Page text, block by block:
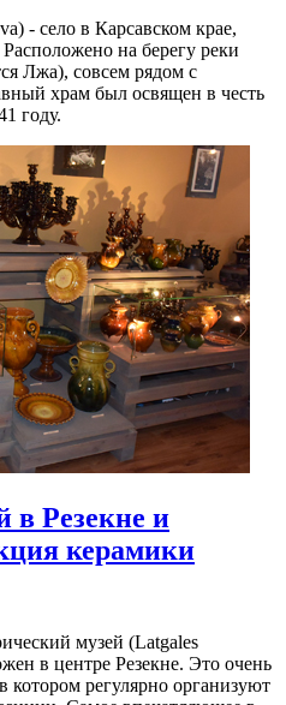
- село в Карсавском крае,
на берегу реки
Лжа), совсем рядом с
храм был освящен в честь
году.
в Резекне и
керамики
музей (Latgales
в центре Резекне. Это очень
регулярно организуют